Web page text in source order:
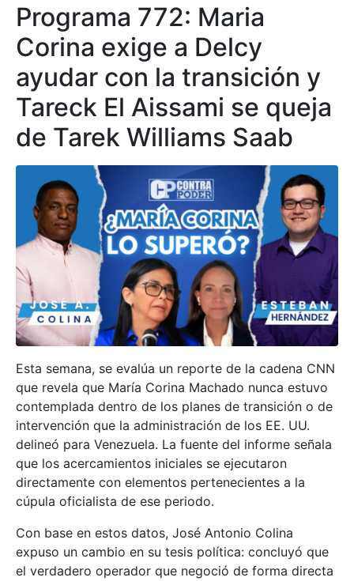
Programa 772: Maria
Corina exige a Delcy
ayudar con la transición y
Tareck El Aissami se queja
de Tarek Williams Saab
Esta semana, se evalúa un reporte de la cadena CNN
que revela que María Corina Machado nunca estuvo
contemplada dentro de los planes de transición o de
intervención que la administración de los EE. UU.
delineó para Venezuela. La fuente del informe señala
que los acercamientos iniciales se ejecutaron
directamente con elementos pertenecientes a la
cúpula oficialista de ese periodo.
Con base en estos datos, José Antonio Colina
expuso un cambio en su tesis política: concluyó que
el verdadero operador que negoció de forma directa